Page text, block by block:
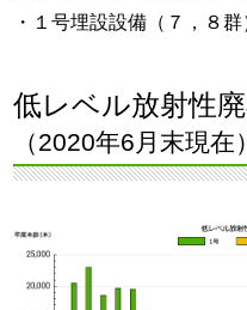
・１号埋設設備（７，８
低レベル放射性
（2020年6月末現在）